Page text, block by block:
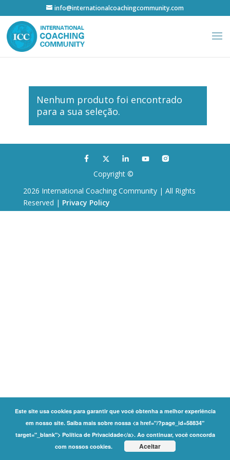
info@internationalcoachingcommunity.com
Nenhum produto foi encontrado
para a sua seleção.
Copyright ©
2026 International Coaching Community | All Rights
Reserved | Privacy Policy
Este site usa cookies para garantir que você obtenha a melhor experiência
em nosso site. Saiba mais sobre nossa <a href="/?page_id=58834"
target="_blank"> Política de Privacidade</a>. Ao continuar, você concorda
com nossos cookies.
Aceitar